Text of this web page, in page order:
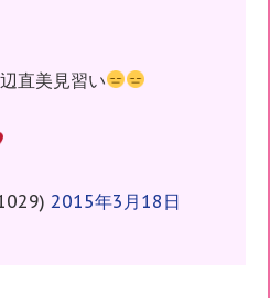
直美見習い
2015年3月18日